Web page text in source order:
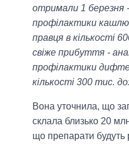
отримали 1 березня
профілактики
правця в кількості
свіже прибуття -
профілактики
кількості 300 тис.
Вона уточнила, що
склала близько 20
що препарати будуть